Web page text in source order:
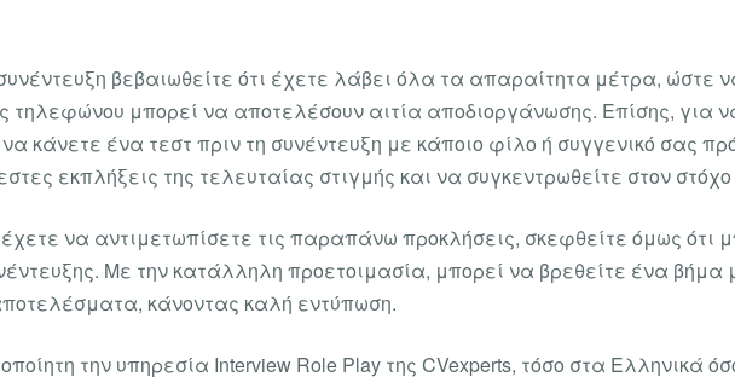
βεβαιωθείτε ότι έχετε λάβει όλα τα απαραίτητα μέτρα, ώστε
τηλεφώνου μπορεί να αποτελέσουν αιτία αποδιοργάνωσης. Επίσης, για
κάνετε ένα τεστ πριν τη συνέντευξη με κάποιο φίλο ή συγγενικό σας
εκπλήξεις της τελευταίας στιγμής και να συγκεντρωθείτε στον
να αντιμετωπίσετε τις παραπάνω προκλήσεις, σκεφθείτε όμως ότι
Με την κατάλληλη προετοιμασία, μπορεί να βρεθείτε ένα
κάνοντας καλή εντύπωση.
την υπηρεσία Interview Role Play της CVexperts, τόσο στα Ελληνικά